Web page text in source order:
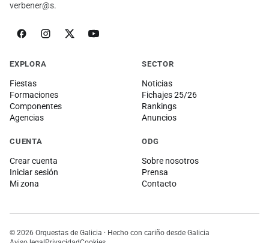
verbener@s.
EXPLORA
Fiestas
Formaciones
Componentes
Agencias
SECTOR
Noticias
Fichajes 25/26
Rankings
Anuncios
CUENTA
Crear cuenta
Iniciar sesión
Mi zona
ODG
Sobre nosotros
Prensa
Contacto
© 2026 Orquestas de Galicia · Hecho con cariño desde Galicia